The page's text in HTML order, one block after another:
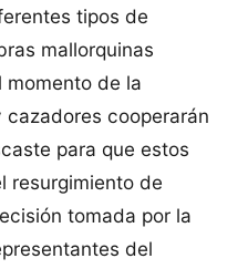
tipos de
mallorquinas
momento de la
cooperarán
para que estos
resurgimiento de
tomada por la
del